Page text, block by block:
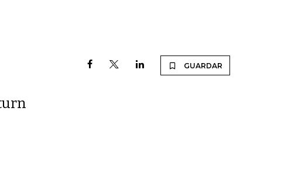
GUARDAR